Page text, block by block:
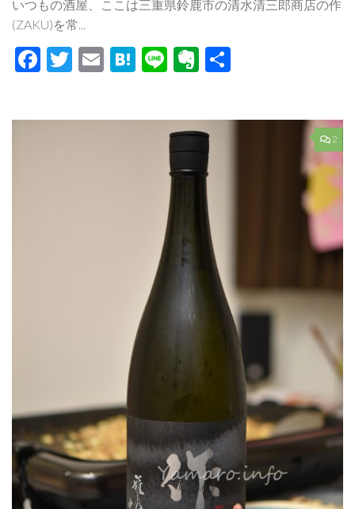
いつもの酒屋、ここは三重県鈴鹿市の清水清三郎商店の作
(ZAKU)を常...
Facebook
Twitter
EmailHatena
LineEvernote
2